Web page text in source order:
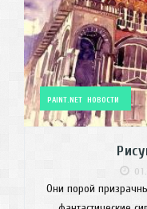
PAINT.NET НОВОСТИ
Они порой